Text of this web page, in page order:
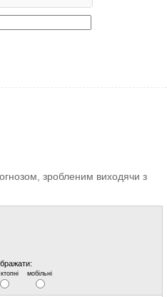
зробленим виходячи з
мобільні